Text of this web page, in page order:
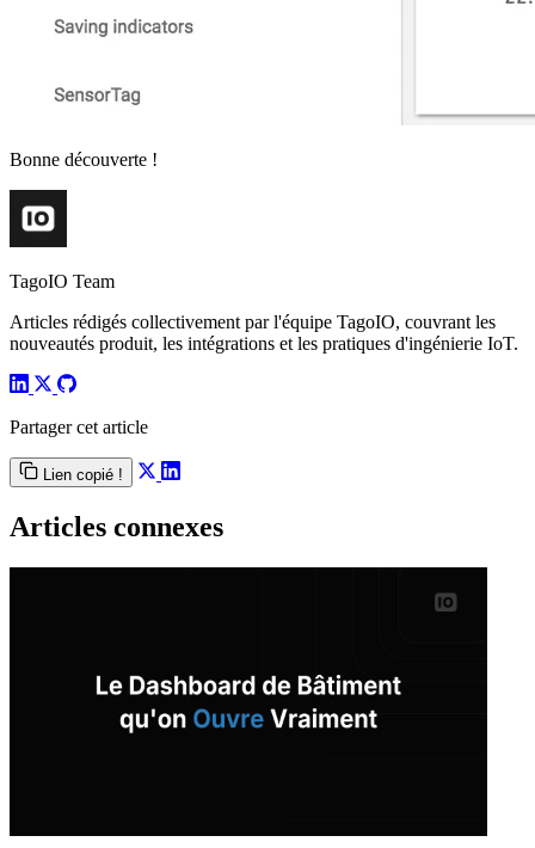
Bonne découverte !
TagoIO Team
Articles rédigés collectivement par l'équipe TagoIO, couvrant les
nouveautés produit, les intégrations et les pratiques d'ingénierie IoT.
Partager cet article
Lien copié !
Articles connexes